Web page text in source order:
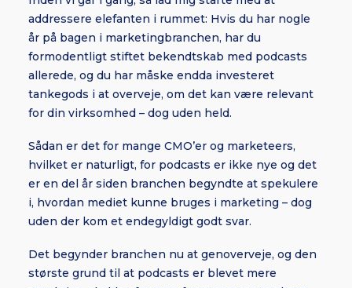
addressere elefanten i rummet: Hvis du har nogle
år på bagen i marketingbranchen, har du
formodentligt stiftet bekendtskab med podcasts
allerede, og du har måske endda investeret
tankegods i at overveje, om det kan være relevant
for din virksomhed – dog uden held.
Sådan er det for mange CMO’er og marketeers,
hvilket er naturligt, for podcasts er ikke nye og det
er en del år siden branchen begyndte at spekulere
i, hvordan mediet kunne bruges i marketing – dog
uden der kom et endegyldigt godt svar.
Det begynder branchen nu at genoverveje, og den
største grund til at podcasts er blevet mere